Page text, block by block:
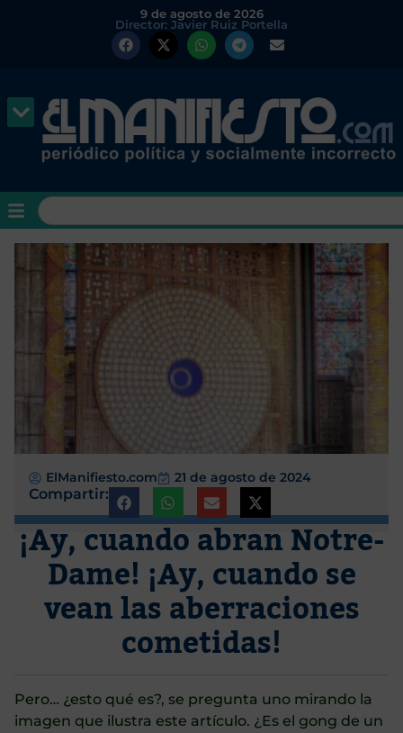
9 de agosto de 2026
Director: Javier Ruiz Portella
ElManifiesto.com 21 de agosto de 2024
Compartir:
¡Ay, cuando abran Notre-
Dame! ¡Ay, cuando se
vean las aberraciones
cometidas!
Pero… ¿esto qué es?, se pregunta uno mirando la
imagen que ilustra este artículo. ¿Es el gong de un